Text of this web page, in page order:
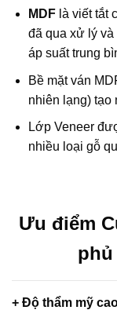
MDFlà viết tắt
đã qua xử lý và
áp suất trung
Bề mặt ván
nhiên lạng) tạo
Lớp Veneer
nhiều loại gỗ
Ưu điểm
phủ
+ Độ thẩm mỹ